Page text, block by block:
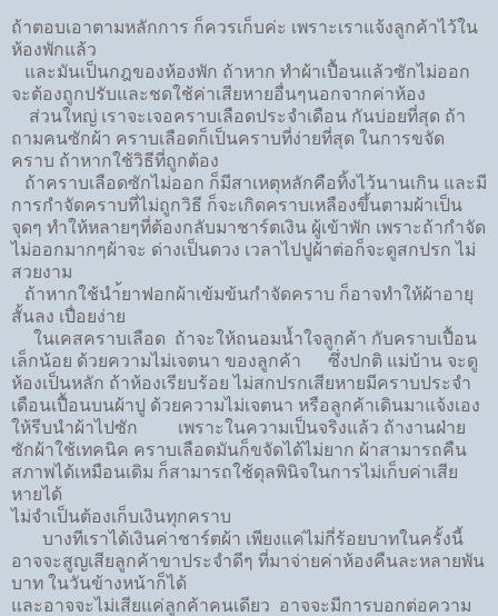
ถ้าตอบเอาตามหลักการ​ ก็ควรเก็บค่ะ​ เพราะเราแจ้งลูกค้าไว้​ใน​
ห้องพักแล้ว​
และมันเป็นกฎ​ของห้องพัก​ ถ้าหาก​ ทำผ้าเปื้อนแล้วซัก​ไม่ออก
จะต้องถูกปรับ​และชดใช้ค่าเสียหาย​อื่นๆ​นอกจากค่าห้อง​
ส่วนใหญ่​ เราจะเจอคราบ​เลือด​ประจำเดือน​ กันบ่อยที่สุด​ ถ้า
ถามคนซักผ้า​ คราบเลือดก็เป็นคราบที่ง่ายที่สุด​ ในการขจัด
คราบ​ ถ้าหากใช้วิธีที่ถูกต้อง​
ถ้าคราบเลือด​ซักไม่ออก​ ก็มีสาเหตุหลักคือทิ้งไว้นานเกิน​ และมี
การกำจัดคราบ​ที่ไม่ถูกวิธี​ ก็จะเกิดคราบเหลือง​ขึ้นตามผ้าเป็น
จุดๆ​ ทำให้หลายๆที่​ต้องกลับมาชาร์ต​เงิน​ ผู้เข้าพัก​ เพราะ​ถ้ากำจัด
ไม่ออกมากๆ​ผ้าจะ​ ด่าง​เป็น​ดวง​ เวลาไปปูผ้าต่อ​ก็จะ​ดูสกปรก​ ไม่
สวยงาม
ถ้าหากใช้นำ้ยาฟอกผ้าเข้มข้น​กำจัดคราบ​ ก็อาจทำให้ผ้าอายุ
สั้น​ลง​ เปื่อยง่าย​
ในเคสคราบเลือด​ ถ้าจะให้ถนอมน้ำใจลูกค้า​ กับคราบเปื้อน
เล็กน้อย​ ด้วยความไม่เจตนา​ ของลูกค้า​ ซึ่งปกติ​ แม่บ้าน​ จะดู
ห้องเป็นหลัก​ ถ้าห้องเรียบร้อย​ ไม่สกปรกเสียหาย​มีคราบประจำ
เดือน​เปื้อนบนผ้าปู ด้วยความไม่เจตนา​ หรือลูกค้า​เดินมาแจ้งเอง​
ให้รีบนำผ้าไปซัก​ เพราะในความเป็นจริงแล้ว​ ถ้างานฝ่าย
ซักผ้าใช้เทคนิค คราบเลือดมันก็ขจัดได้ไม่ยาก​ ผ้าสามารถคืน
สภาพ​ได้เหมือนเดิม​ ก็สามารถใช้ดุลพินิจ​ในการไม่เก็บค่าเสีย
หายได้
ไม่จำเป็นต้องเก็บ​เงิน​ทุกคราบ
บางที​เราได้เงิน​ค่าชาร์ต​ผ้า​ เพียงแค่ไม่กี่ร้อยบาท​ในครั้งนี้​
อาจจะสูญ​เสีย​ลูกค้าขาประจำ​ดีๆ​ ที่มาจ่ายค่าห้องคืนละหลายพัน
บาท​ ในวันข้างหน้าก็ได้​
และอาจจะไม่เสียแค่ลูกค้าคนเดียว​ อาจจะมีการบอกต่อความ